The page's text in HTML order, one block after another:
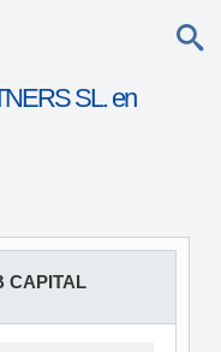
SL. en
CAPITAL